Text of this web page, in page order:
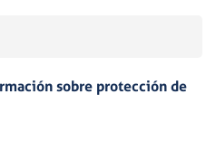
sobre protección de